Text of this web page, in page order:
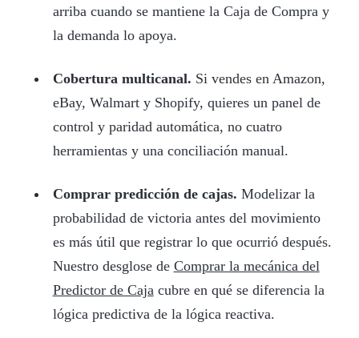
arriba cuando se mantiene la Caja de Compra y
la demanda lo apoya.
Cobertura multicanal. Si vendes en Amazon,
eBay, Walmart y Shopify, quieres un panel de
control y paridad automática, no cuatro
herramientas y una conciliación manual.
Comprar predicción de cajas. Modelizar la
probabilidad de victoria antes del movimiento
es más útil que registrar lo que ocurrió después.
Nuestro desglose de Comprar la mecánica del
Predictor de Caja cubre en qué se diferencia la
lógica predictiva de la lógica reactiva.